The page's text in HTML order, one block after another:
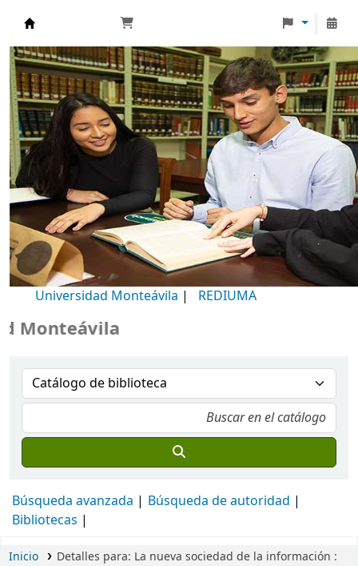
Biblioteca Universidad Monteávila
Universidad Monteávila | REDIUMA
Búsqueda avanzada
Búsqueda de autoridad
Bibliotecas
Inicio Detalles para: La nueva sociedad de la información :